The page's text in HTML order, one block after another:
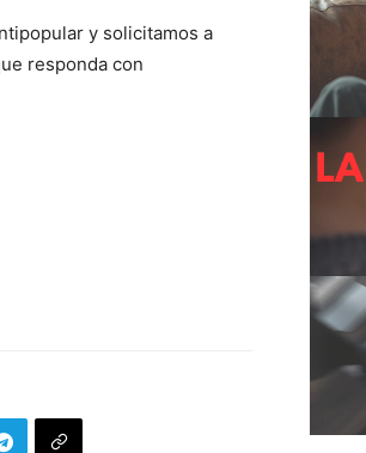
y solicitamos a
responda con